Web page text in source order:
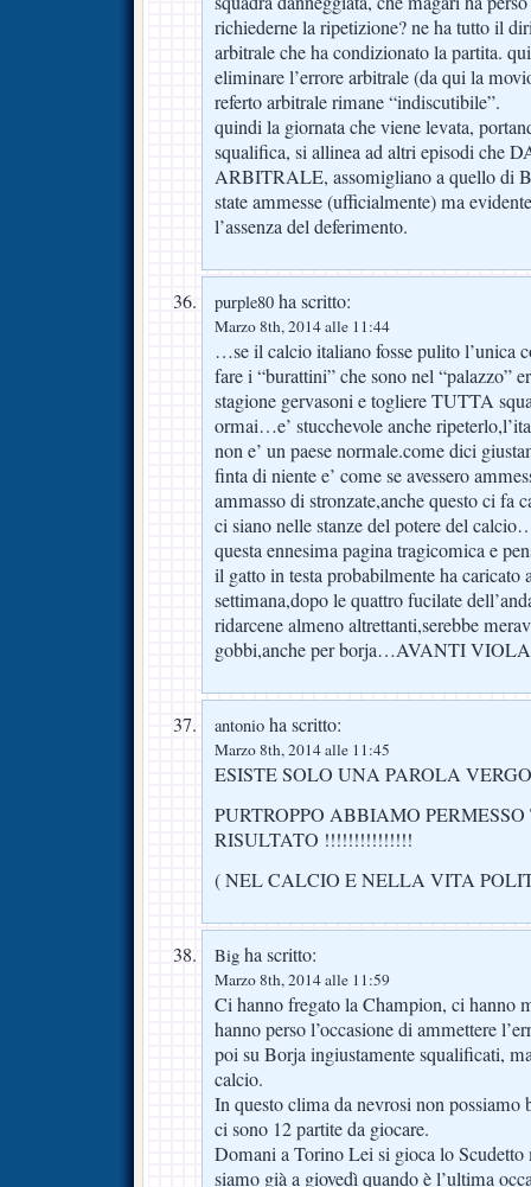
richiederne la ripetizione? ne ha tutto il
arbitrale che ha condizionato la partita.
eliminare l’errore arbitrale (da qui la
referto arbitrale rimane “indiscutibile”.
quindi la giornata che viene levata,
squalifica, si allinea ad altri episodi che
ARBITRALE, assomigliano a quello di
state ammesse (ufficialmente) ma
l’assenza del deferimento.
purple80 ha scritto:
Marzo 8th, 2014 alle 11:44
…se il calcio italiano fosse pulito l’unica
fare i “burattini” che sono nel “palazzo”
stagione gervasoni e togliere TUTTA
ormai…e’ stucchevole anche
non e’ un paese normale.come dici
finta di niente e’ come se avessero
ammasso di stronzate,anche questo ci fa
ci siano nelle stanze del potere del
questa ennesima pagina tragicomica e
il gatto in testa probabilmente ha caricato
settimana,dopo le quattro fucilate
ridarcene almeno altrettanti,serebbe
gobbi,anche per borja…AVANTI
antonio ha scritto:
Marzo 8th, 2014 alle 11:45
ESISTE SOLO UNA PAROLA
PURTROPPO ABBIAMO PERMESSO
RISULTATO !!!!!!!!!!!!!!!
( NEL CALCIO E NELLA VITA
Big ha scritto:
Marzo 8th, 2014 alle 11:59
Ci hanno fregato la Champion, ci hanno
hanno perso l’occasione di ammettere
poi su Borja ingiustamente squalificati,
calcio.
In questo clima da nevrosi non possiamo
ci sono 12 partite da giocare.
Domani a Torino Lei si gioca lo Scudetto
siamo già a giovedì quando è l’ultima